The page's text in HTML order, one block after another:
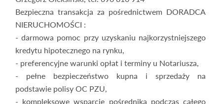
Bezpieczna transakcja za pośrednictwem DORADCA
NIERUCHOMOŚCI :
- darmowa pomoc przy uzyskaniu najkorzystniejszego
kredytu hipotecznego na rynku,
- preferencyjne warunki opłat i terminy u Notariusza,
- pełne bezpieczeństwo kupna i sprzedaży na
podstawie polisy OC PZU,
- kompleksowe wsparcie pośrednika podczas całego